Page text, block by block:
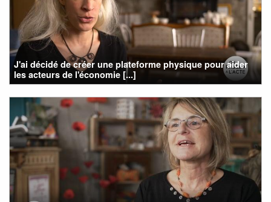
J'ai décidé de créer une plateforme physique pour aider
les acteurs de l'économie [...]